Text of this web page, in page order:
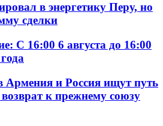
в энергетику Перу, но
сделки
С 16:00 6 августа до 16:00
Армения и Россия ищут путь
к прежнему союзу